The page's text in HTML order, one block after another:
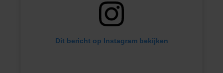
Dit bericht op Instagram bekijken